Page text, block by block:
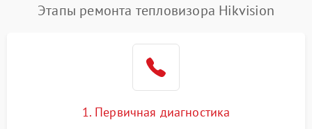
Этапы ремонта тепловизора Hikvision
1. Первичная диагностика